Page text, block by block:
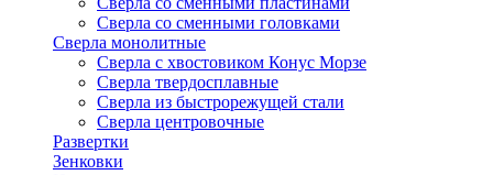
Сверла со сменными головками
Сверла монолитные
Сверла с хвостовиком Конус Морзе
Сверла твердосплавные
Сверла из быстрорежущей стали
Сверла центровочные
Развертки
Зенковки